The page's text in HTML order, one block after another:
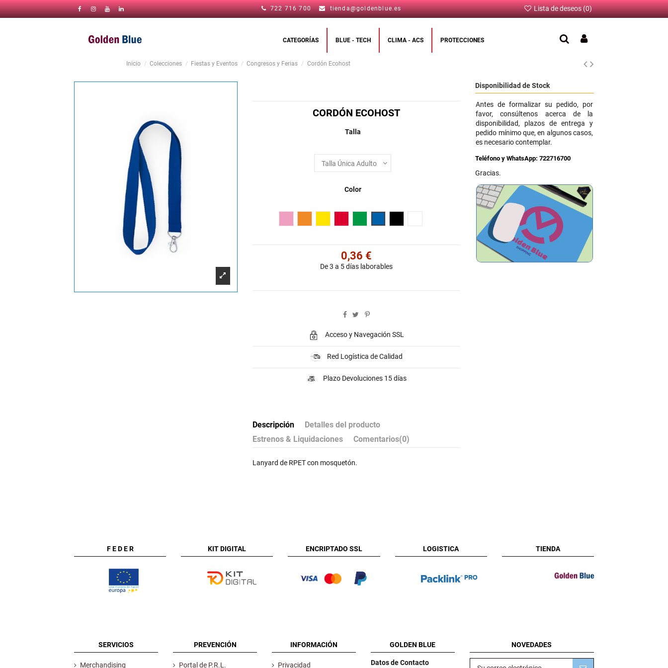
722 716 700 tienda@goldenblue.es Lista de deseos (0)
CATEGORÍAS BLUE - TECH CLIMA - ACS PROTECCIONES
Inicio Colecciones Fiestas y Eventos Congresos y Ferias Cordón Ecohost
CORDÓN ECOHOST
Talla
Color
0,36 €
De 3 a 5 días laborables
Acceso y Navegación SSL
Red Logística de Calidad
Plazo Devoluciones 15 días
Descripción
Detalles del producto
Estrenos & Liquidaciones
Comentarios(0)
Lanyard de RPET con mosquetón.
Disponibilidad de Stock
Antes de formalizar su pedido, por
favor, consúltenos acerca de la
disponibilidad, plazos de entrega y
pedido mínimo que, en algunos casos,
es necesario contemplar.
Teléfono y WhatsApp: 722716700
Gracias.
F E D E R KIT DIGITAL ENCRIPTADO SSL LOGISTICA TIENDA
SERVICIOS
Merchandising
PREVENCIÓN
Portal de P.R.L.
INFORMACIÓN
Privacidad
GOLDEN BLUE
Datos de Contacto
NOVEDADES